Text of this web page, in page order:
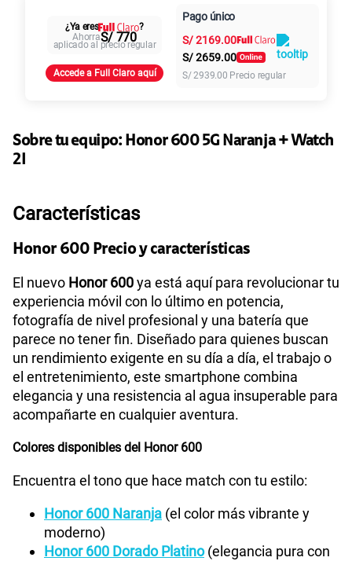
Paga solo
125GBen alta velocidad
79.90
155 GBen alta velocidad
Ver más planes
Al contado Cuotas Claro
intereses
¿Ya eres
?
AhorraS/ 770
aplicado al precio regular
Accede a Full Claro aquí
Pago único
S/2169.00
S/2659.00
S/2939.00 Precio regular
Sobre tu equipo: Honor 600 5G Naranja + Watch
2I
Características
Honor 600 Precio y características
El nuevo Honor 600ya está aquí para revolucionar tu
experiencia móvil con lo último en potencia,
fotografía de nivel profesional y una batería que
parece no tener fin. Diseñado para quienes buscan
un rendimiento exigente en su día a día, el trabajo o
el entretenimiento, este smartphone combina
elegancia y una resistencia al agua insuperable para
acompañarte en cualquier aventura.
Colores disponibles del Honor 600
Encuentra el tono que hace match con tu estilo:
Honor 600 Naranja (el color más vibrante y
moderno)
Honor 600 Dorado Platino(elegancia pura con